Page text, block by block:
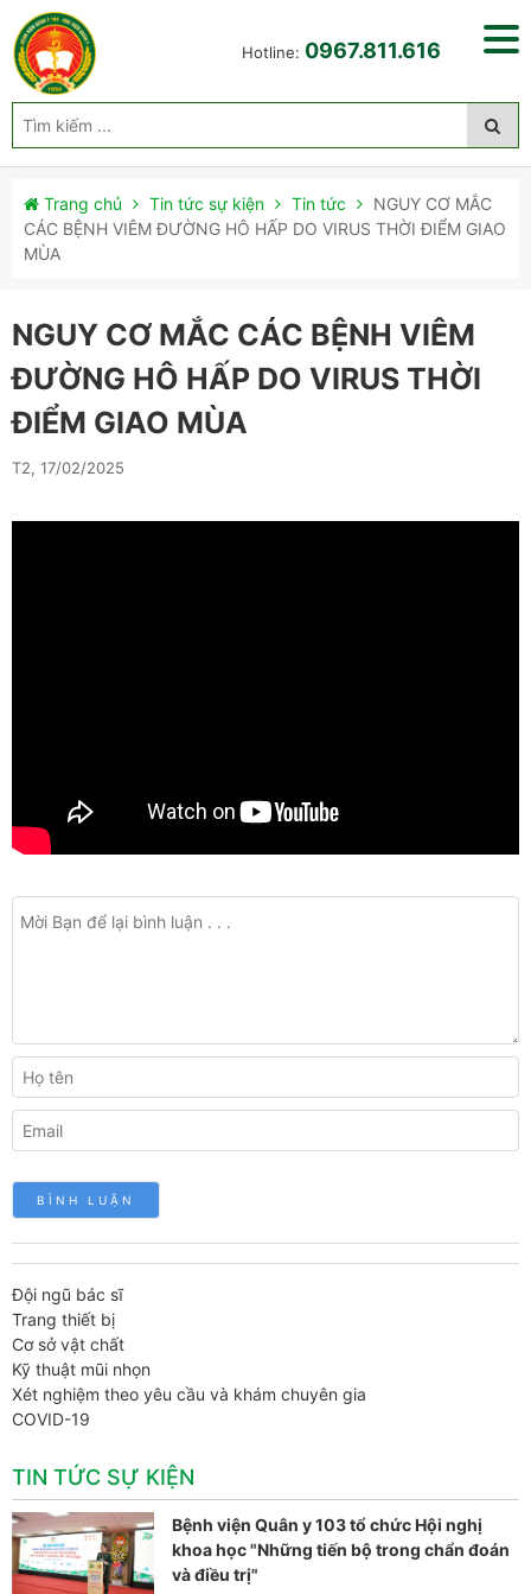
Hotline: 0967.811.616
Trang chủ Tin tức sự kiện Tin tức
NGUY CƠ MẮC
CÁC BỆNH VIÊM ĐƯỜNG HÔ HẤP DO VIRUS THỜI ĐIỂM GIAO
MÙA
NGUY CƠ MẮC CÁC BỆNH VIÊM
ĐƯỜNG HÔ HẤP DO VIRUS THỜI
ĐIỂM GIAO MÙA
T2, 17/02/2025
Đội ngũ bác sĩ
Trang thiết bị
Cơ sở vật chất
Kỹ thuật mũi nhọn
Xét nghiệm theo yêu cầu và khám chuyên gia
COVID-19
TIN TỨC SỰ KIỆN
Bệnh viện Quân y 103 tổ chức Hội nghị
khoa học "Những tiến bộ trong chẩn đoán
và điều trị"